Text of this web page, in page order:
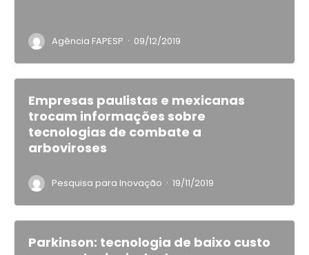
Agência FAPESP · 09/12/2019
Empresas paulistas e mexicanas
trocam informações sobre
tecnologias de combate a
arboviroses
Pesquisa para Inovação · 19/11/2019
Parkinson: tecnologia de baixo custo